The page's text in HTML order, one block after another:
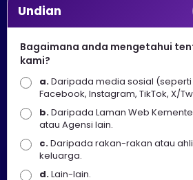
+603
8891
7100
Sektor
Penafian : Kerajaan Malaysia dan
Pelancongan Seni dan Budaya
bertanggungjawab atas kehilangan
disebabkan oleh penggunaan
yang diperolehi dari portal ini.
Undian
Bagaimana anda mengetahui
kami?
a.Daripada media sosial (seperti
Facebook, Instagram, TikTok, X/
b.Daripada Laman Web
atau Agensi lain.
c.Daripada rakan-rakan atau ahli
keluarga.
d.Lain-lain.